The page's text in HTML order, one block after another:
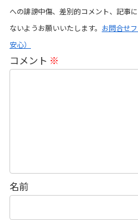
への誹謗中傷、差別的コメント、記事
ないようお願いいたします。 お問合せ
安心）
コメント ※
名前